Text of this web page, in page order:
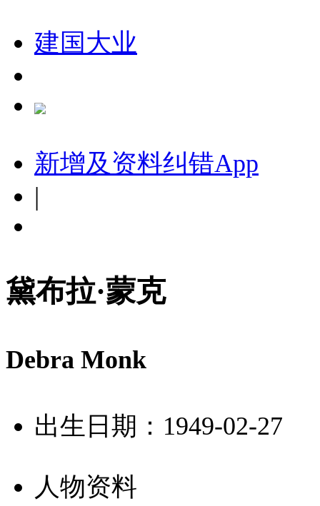
建国大业
新增及资料纠错App
|
黛布拉·蒙克
Debra Monk
出生日期：1949-02-27
人物资料